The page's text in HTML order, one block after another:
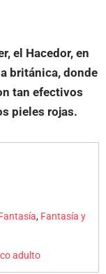
el Hacedor, en
británica, donde
tan efectivos
pieles rojas.
, Fantasía y
adulto